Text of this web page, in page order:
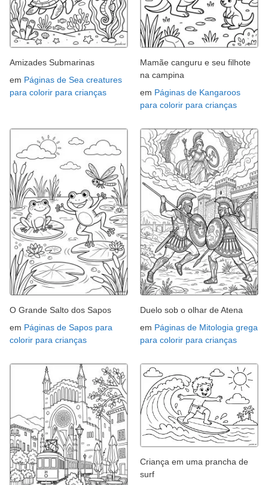
Amizades Submarinas
em Páginas de Sea creatures
para colorir para crianças
Mamãe canguru e seu filhote
na campina
em Páginas de Kangaroos
para colorir para crianças
O Grande Salto dos Sapos
em Páginas de Sapos para
colorir para crianças
Duelo sob o olhar de Atena
em Páginas de Mitologia grega
para colorir para crianças
Criança em uma prancha de
surf